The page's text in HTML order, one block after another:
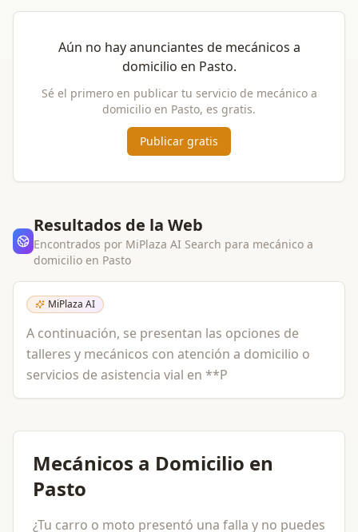
Aún no hay anunciantes de mecánicos a
domicilio en Pasto.
Sé el primero en publicar tu servicio de mecánico a
domicilio en Pasto, es gratis.
Publicar gratis
Resultados de la Web
Encontrados por MiPlaza AI Search para mecánico a
domicilio en Pasto
MiPlaza AI
A continuación, se presentan las opciones de
talleres y mecánicos con atención a domicilio o
servicios de asistencia vial en **P
Mecánicos a Domicilio en
Pasto
¿Tu carro o moto presentó una falla y no puedes